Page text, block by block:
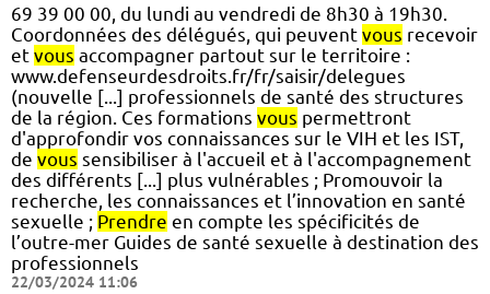
69 39 00 00, du lundi au vendredi de 8h30 à 19h30.
Coordonnées des délégués, qui peuvent vous recevoir
et vous accompagner partout sur le territoire :
www.defenseurdesdroits.fr/fr/saisir/delegues
(nouvelle [...] professionnels de santé des structures
de la région. Ces formations vous permettront
d'approfondir vos connaissances sur le VIH et les IST,
de vous sensibiliser à l'accueil et à l'accompagnement
des différents [...] plus vulnérables ; Promouvoir la
recherche, les connaissances et l’innovation en santé
sexuelle ; Prendre en compte les spécificités de
l’outre-mer Guides de santé sexuelle à destination des
professionnels
22/03/2024 11:06